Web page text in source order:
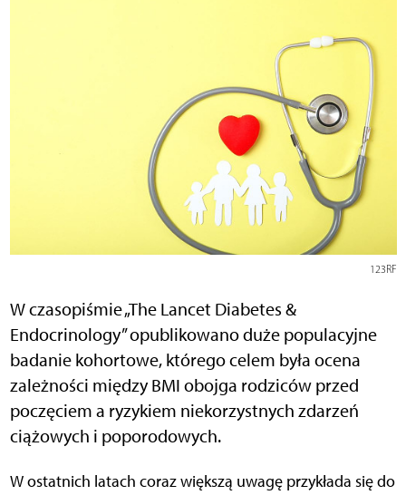
123RF
W czasopiśmie „The Lancet Diabetes &
Endocrinology” opublikowano duże populacyjne
badanie kohortowe, którego celem była ocena
zależności między BMI obojga rodziców przed
poczęciem a ryzykiem niekorzystnych zdarzeń
ciążowych i poporodowych.
W ostatnich latach coraz większą uwagę przykłada się do